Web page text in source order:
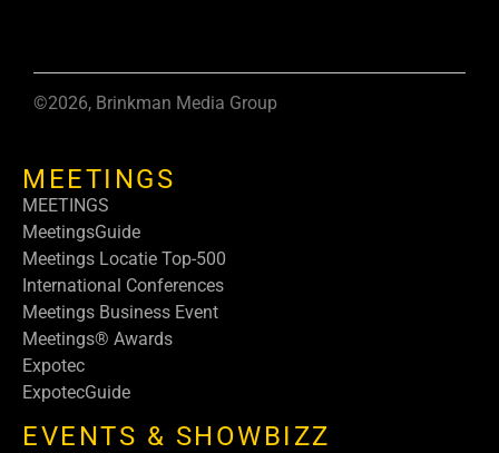
©2026, Brinkman Media Group
MEETINGS
MEETINGS
MeetingsGuide
Meetings Locatie Top-500
International Conferences
Meetings Business Event
Meetings® Awards
Expotec
ExpotecGuide
EVENTS & SHOWBIZZ